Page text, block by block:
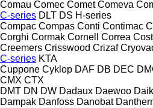
Comau Comec Comet Comeva
C-series DLT DS H-series
Compac Compas Conti Contimac
Corghi Cormak Cornell Correa
Creemers Crisswood Crizaf
C-series KTA
Cuppone Cyklop DAF DB DEC
CMX CTX
DMT DN DW Dadaux Daewoo
Dampak Danfoss Danobat